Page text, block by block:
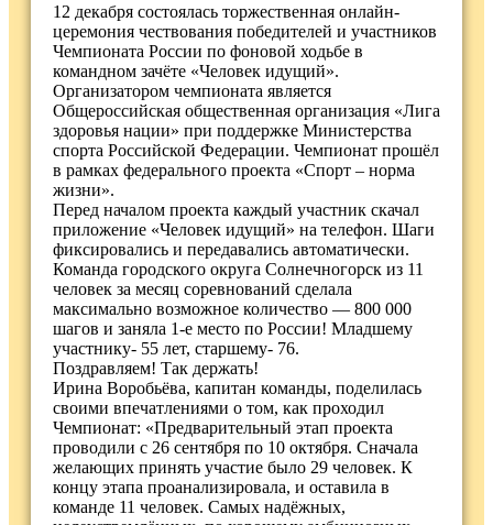
12 декабря состоялась торжественная онлайн-
церемония чествования победителей и участников
Чемпионата России по фоновой ходьбе в
командном зачёте «Человек идущий».
Организатором чемпионата является
Общероссийская общественная организация «Лига
здоровья нации» при поддержке Министерства
спорта Российской Федерации. Чемпионат прошёл
в рамках федерального проекта «Спорт – норма
жизни».
Перед началом проекта каждый участник скачал
приложение «Человек идущий» на телефон. Шаги
фиксировались и передавались автоматически.
Команда городского округа Солнечногорск из 11
человек за месяц соревнований сделала
максимально возможное количество — 800 000
шагов и заняла 1-е место по России! Младшему
участнику- 55 лет, старшему- 76.
Поздравляем! Так держать!
Ирина Воробьёва, капитан команды, поделилась
своими впечатлениями о том, как проходил
Чемпионат: «Предварительный этап проекта
проводили с 26 сентября по 10 октября. Сначала
желающих принять участие было 29 человек. К
концу этапа проанализировала, и оставила в
команде 11 человек. Самых надёжных,